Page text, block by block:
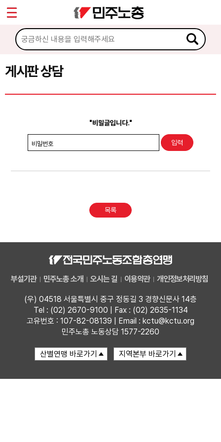
게시판 상담
"비밀글입니다."
비밀번호
목록
부설기관 민주노총 소개 오시는 길 이용약관 개인정보처리방침
(우) 04518 서울특별시 중구 정동길 3 경향신문사 14층
Tel : (02) 2670-9100 | Fax : (02) 2635-1134
고유번호 : 107-82-08139 | Email : kctu@kctu.org
민주노총 노동상담 1577-2260
마이페이지
소개
소식
노동상담
권리찾기수첩 검색
찾아보기
Sketchbook5, 스케치북5
Sketchbook5, 스케치북5